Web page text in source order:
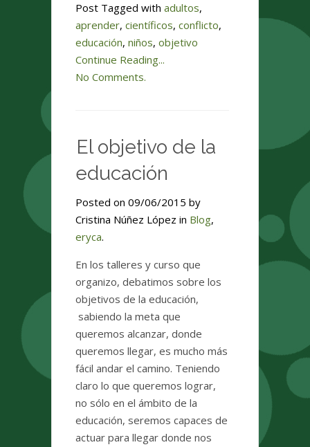
Post Tagged with adultos,
aprender, científicos, conflicto,
educación, niños, objetivo
Continue Reading...
No Comments.
El objetivo de la
educación
Posted on 09/06/2015 by
Cristina Núñez López in Blog,
eryca.
En los talleres y curso que
organizo, debatimos sobre los
objetivos de la educación,
sabiendo la meta que
queremos alcanzar, donde
queremos llegar, es mucho más
fácil andar el camino. Teniendo
claro lo que queremos lograr,
no sólo en el ámbito de la
educación, seremos capaces de
actuar para llegar donde nos